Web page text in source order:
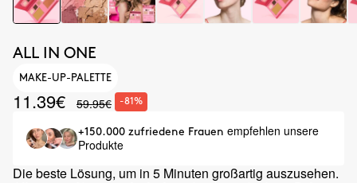
ALL IN ONE
MAKE-UP-PALETTE
11.39€ 59.95€ -81%
+150.000 zufriedene Frauen empfehlen unsere
Produkte
Die beste Lösung, um in 5 Minuten großartig auszusehen.